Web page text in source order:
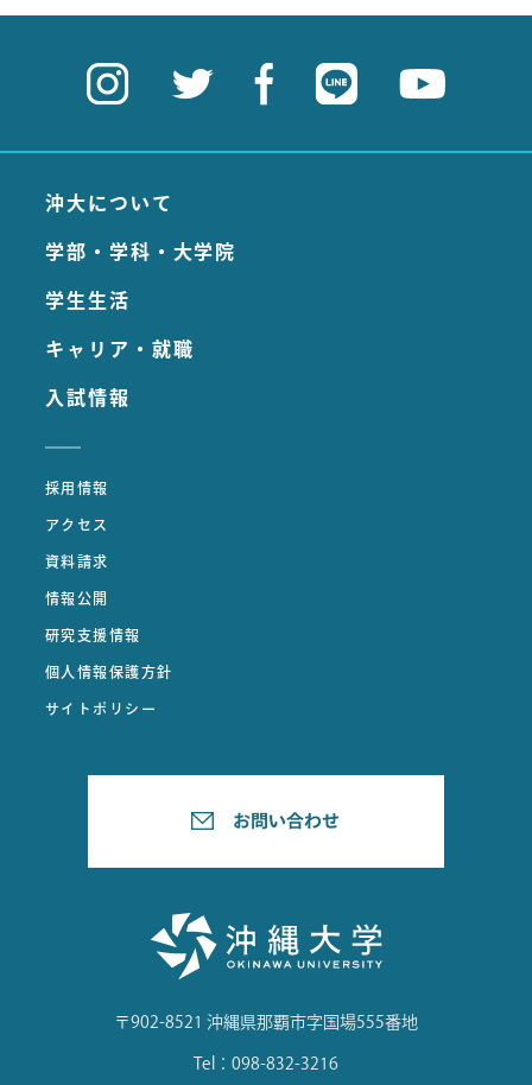
沖大について
学部・学科・大学院
学生生活
キャリア・就職
入試情報
採用情報
アクセス
資料請求
情報公開
研究支援情報
個人情報保護方針
サイトポリシー
〒902-8521 沖縄県那覇市字国場555番地
Tel：098-832-3216